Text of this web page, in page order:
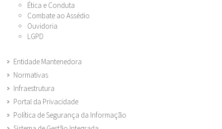
Ética e Conduta
Combate ao Assédio
Ouvidoria
LGPD
Entidade Mantenedora
Normativas
Infraestrutura
Portal da Privacidade
Política de Segurança da Informação